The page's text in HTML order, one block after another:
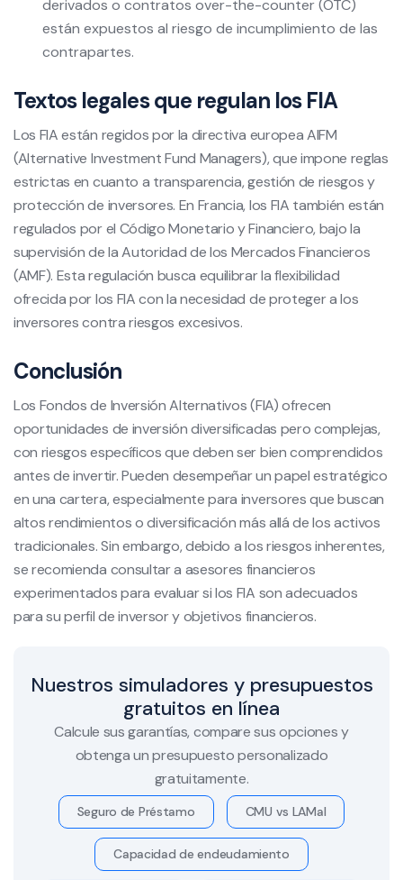
derivados o contratos over-the-counter (OTC)
están expuestos al riesgo de incumplimiento de las
contrapartes.
Textos legales que regulan los FIA
Los FIA están regidos por la directiva europea AIFM
(Alternative Investment Fund Managers), que impone reglas
estrictas en cuanto a transparencia, gestión de riesgos y
protección de inversores. En Francia, los FIA también están
regulados por el Código Monetario y Financiero, bajo la
supervisión de la Autoridad de los Mercados Financieros
(AMF). Esta regulación busca equilibrar la flexibilidad
ofrecida por los FIA con la necesidad de proteger a los
inversores contra riesgos excesivos.
Conclusión
Los Fondos de Inversión Alternativos (FIA) ofrecen
oportunidades de inversión diversificadas pero complejas,
con riesgos específicos que deben ser bien comprendidos
antes de invertir. Pueden desempeñar un papel estratégico
en una cartera, especialmente para inversores que buscan
altos rendimientos o diversificación más allá de los activos
tradicionales. Sin embargo, debido a los riesgos inherentes,
se recomienda consultar a asesores financieros
experimentados para evaluar si los FIA son adecuados
para su perfil de inversor y objetivos financieros.
Nuestros simuladores y presupuestos
gratuitos en línea
Calcule sus garantías, compare sus opciones y
obtenga un presupuesto personalizado
gratuitamente.
Seguro de Préstamo CMU vs LAMal
Capacidad de endeudamiento